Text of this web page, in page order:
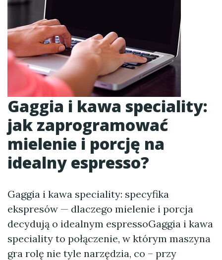
Gaggia i kawa speciality:
jak zaprogramować
mielenie i porcję na
idealny espresso?
Gaggia i kawa speciality: specyfika
ekspresów — dlaczego mielenie i porcja
decydują o idealnym espressoGaggia i kawa
speciality to połączenie, w którym maszyna
gra rolę nie tyle narzędzia, co – przy